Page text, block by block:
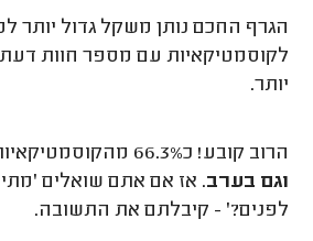
הגרף החכם נותן משקל גדול יותר
לקוסמטיקאיות עם מספר חוות דעת
יותר.
הרוב קובע! כ66.3% מהקוסמטיקאיות ענו
וגם בערב. אז אם אתם שואלים
לפנים?' - קיבלתם את התשובה.